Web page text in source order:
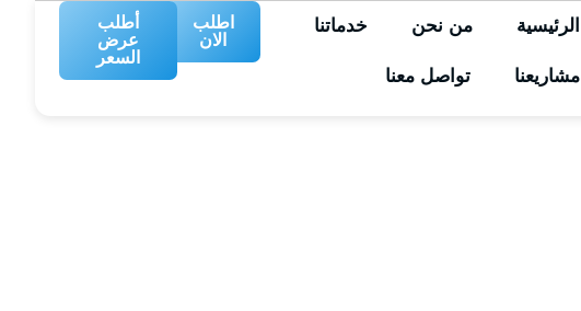
الرئيسية من نحن خدماتنا
مشاريعنا تواصل معنا
اطلب
الان
أطلب
عرض
السعر